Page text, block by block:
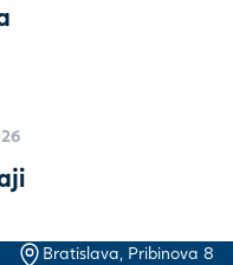
Bratislava, Pribinova 8